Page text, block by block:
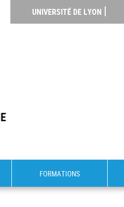
UNIVERSITÉ DE LYON
FORMATIONS